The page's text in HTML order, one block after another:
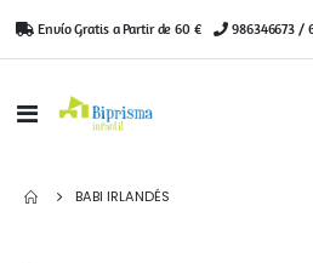
Envío Gratis a Partir de 60 € | 986346673 /
Toggle
BABI IRLANDÉS